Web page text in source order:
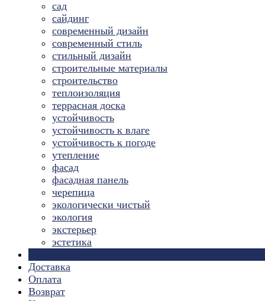
сад
сайдинг
современный дизайн
современный стиль
стильный дизайн
строительные материалы
строительство
теплоизоляция
террасная доска
устойчивость
устойчивость к влаге
устойчивость к погоде
утепление
фасад
фасадная панель
черепица
экологически чистый
экология
экстерьер
эстетика
Доставка
Оплата
Возврат